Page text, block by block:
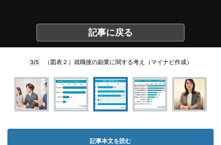
記事に戻る
3/5 （図表２）就職後の副業に関する考え（マイナビ作成）
記事本文を読む